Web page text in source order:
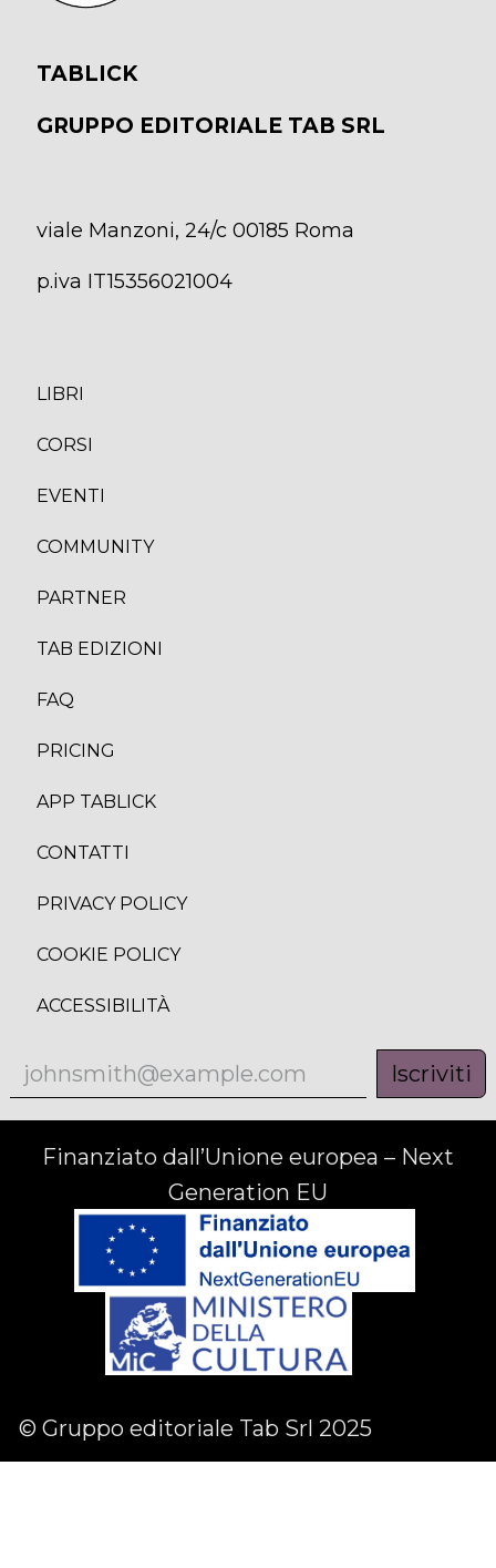
TABLICK
GRUPPO EDITORIALE TAB SRL
viale Manzoni, 24/c 00185 Roma
p.iva IT15356021004
LIBRI
CORS
EVENTI
COMMUNITY
PARTNER
TAB EDIZION
FAQ
PRICING
APP TABLICK
CONTATTI
PRIVACY POLICY
COOKIE POLICY
ACCESSIBILITÀ
Iscriviti
Finanziato dall’Unione europea – Next
Generation EU
© Gruppo editoriale Tab Srl 2025